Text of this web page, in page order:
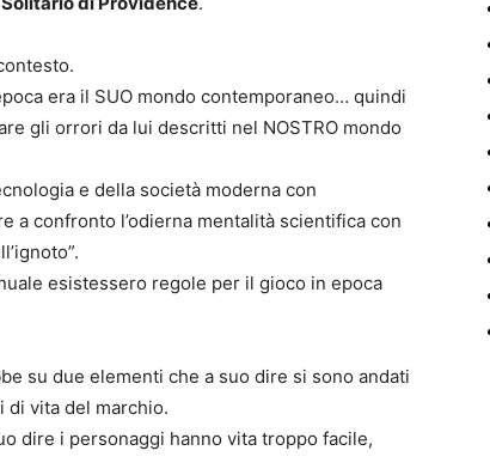
era il SUO mondo contemporaneo… quindi
gli orrori da lui descritti nel NOSTRO mondo
e della società moderna con
a confronto l’odierna mentalità scientifica con
esistessero regole per il gioco in epoca
su due elementi che a suo dire si sono andati
vita del marchio.
dire i personaggi hanno vita troppo facile,